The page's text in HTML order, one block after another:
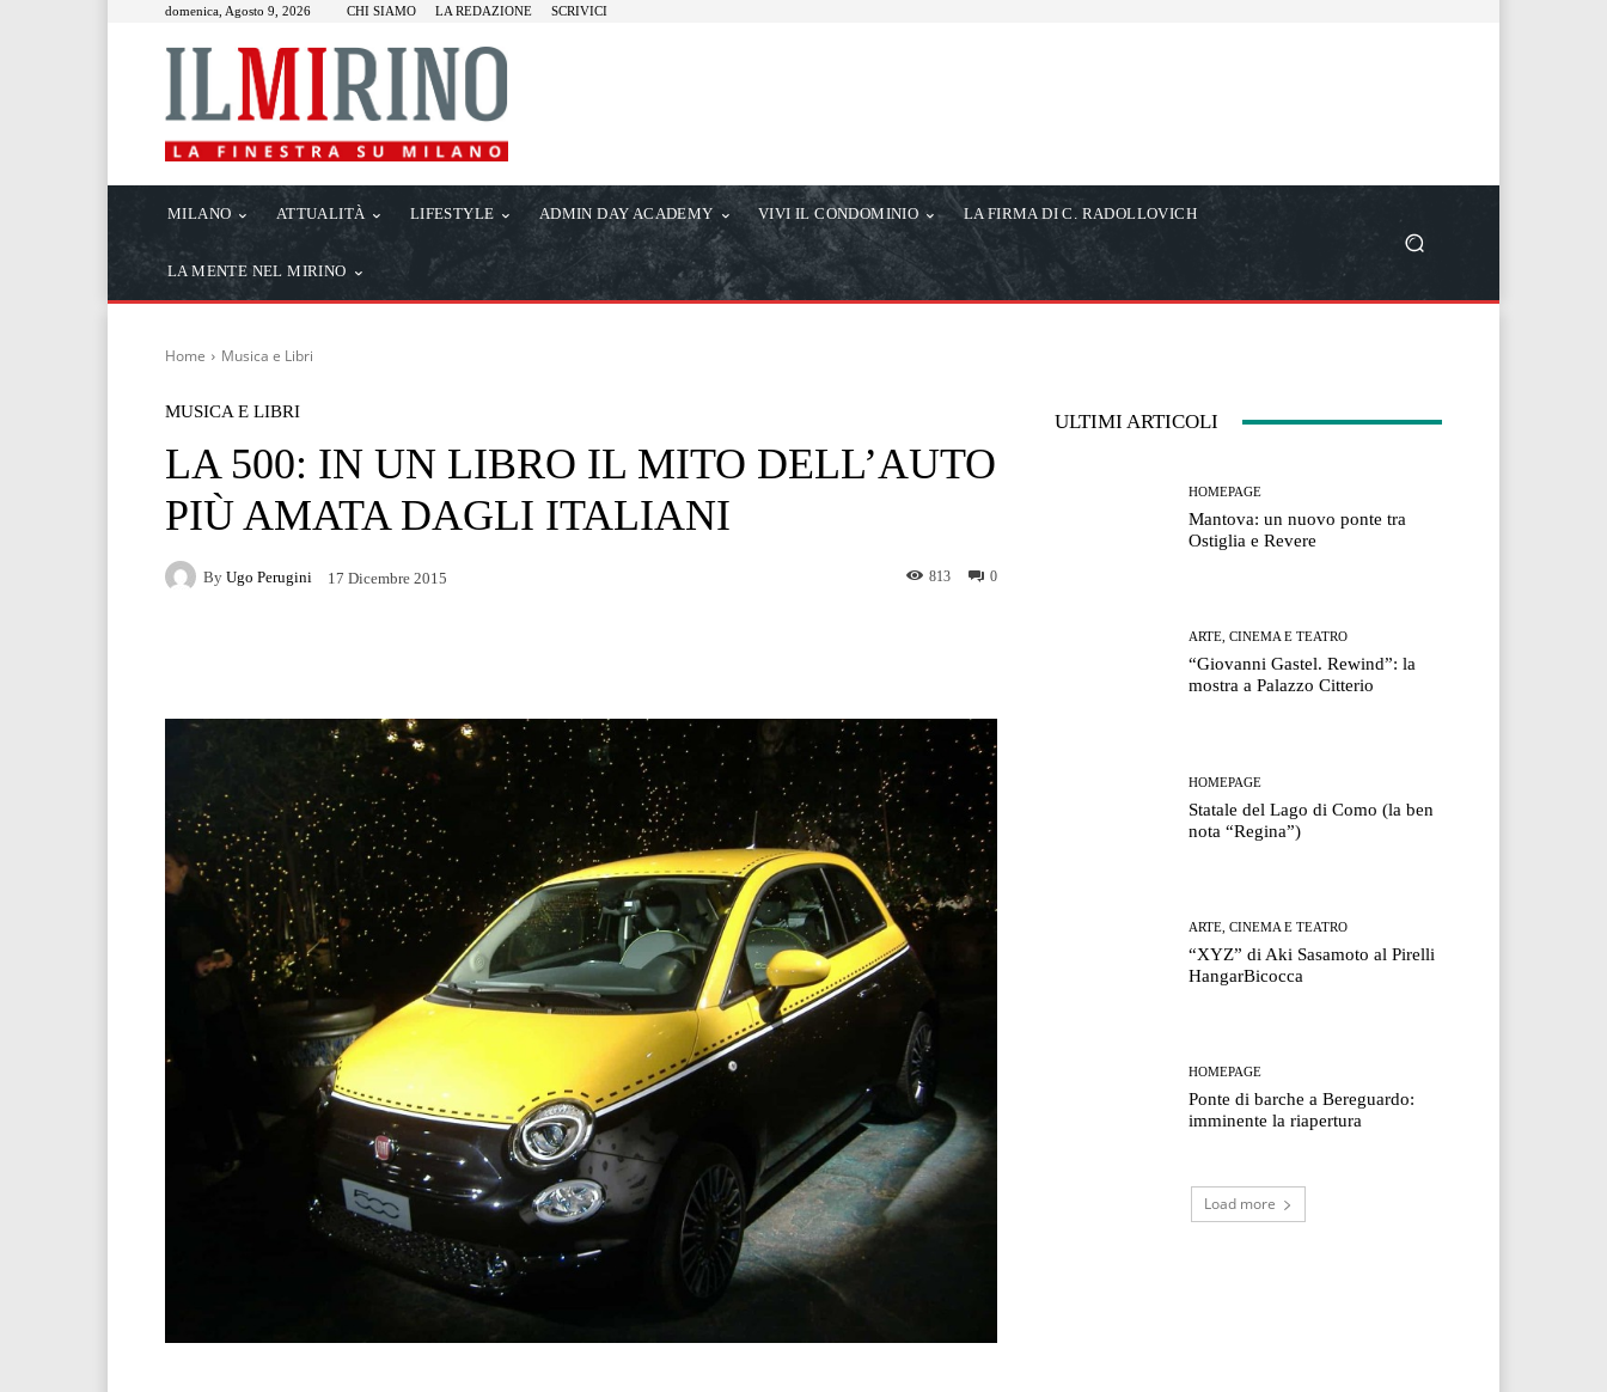
domenica, Agosto 9, 2026 CHI SIAMO LA REDAZIONE SCRIVICI
MILANO ATTUALITÀ LIFESTYLE ADMIN DAY ACADEMY VIVI IL CONDOMINIO LA FIRMA DI C. RADOLLOVICH
LA MENTE NEL MIRINO
Home Musica e Libri
MUSICA E LIBRI
LA 500: IN UN LIBRO IL MITO DELL’AUTO
PIÙ AMATA DAGLI ITALIANI
By Ugo Perugini 17 Dicembre 2015 0
813
ULTIMI ARTICOLI
HOMEPAGE
Mantova: un nuovo ponte tra
Ostiglia e Revere
ARTE, CINEMA E TEATRO
“Giovanni Gastel. Rewind”: la
mostra a Palazzo Citterio
HOMEPAGE
Statale del Lago di Como (la ben
nota “Regina”)
ARTE, CINEMA E TEATRO
“XYZ” di Aki Sasamoto al Pirelli
HangarBicocca
HOMEPAGE
Ponte di barche a Bereguardo:
imminente la riapertura
Load more